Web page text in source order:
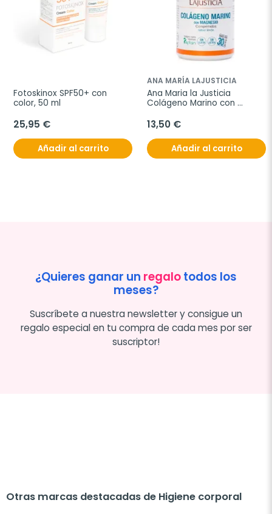
Fotoskinox SPF50+ con
color, 50 ml
25,95 €
Añadir al carrito
ANA MARÍA LAJUSTICIA
Ana Maria la Justicia
Colágeno Marino con
13,50 €
Añadir al carrito
¿Quieres ganar un regalotodos los
meses?
Suscríbete a nuestra newsletter y consigue un
regalo especial en tu compra de cada mes por ser
suscriptor!
Otras marcas destacadas de Higiene corporal